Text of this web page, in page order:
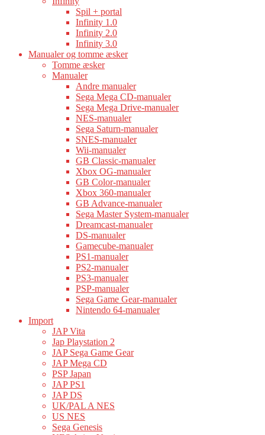
Spil + portal
Infinity 1.0
Infinity 2.0
Infinity 3.0
Manualer og tomme æsker
Tomme æsker
Manualer
Andre manualer
Sega Mega CD-manualer
Sega Mega Drive-manualer
NES-manualer
Sega Saturn-manualer
SNES-manualer
Wii-manualer
GB Classic-manualer
Xbox OG-manualer
GB Color-manualer
Xbox 360-manualer
GB Advance-manualer
Sega Master System-manualer
Dreamcast-manualer
DS-manualer
Gamecube-manualer
PS1-manualer
PS2-manualer
PS3-manualer
PSP-manualer
Sega Game Gear-manualer
Nintendo 64-manualer
Import
JAP Vita
Jap Playstation 2
JAP Sega Game Gear
JAP Mega CD
PSP Japan
JAP PS1
JAP DS
UK/PAL A NES
US NES
Sega Genesis